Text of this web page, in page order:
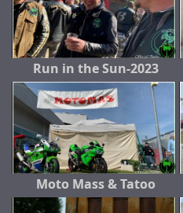
Run in the Sun-2023
Moto Mass & Tatoo